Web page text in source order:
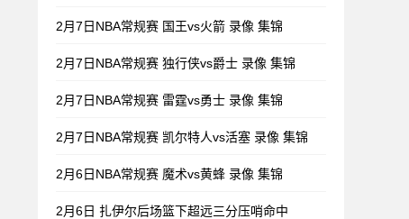
2月7日NBA常规赛 国王vs火箭 录像 集锦
2月7日NBA常规赛 独行侠vs爵士 录像 集锦
2月7日NBA常规赛 雷霆vs勇士 录像 集锦
2月7日NBA常规赛 凯尔特人vs活塞 录像 集锦
2月6日NBA常规赛 魔术vs黄蜂 录像 集锦
2月6日 扎伊尔后场篮下超远三分压哨命中